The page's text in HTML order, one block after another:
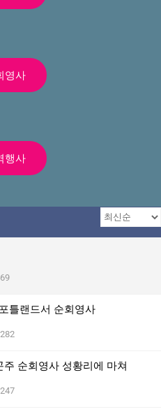
영사
행사
틀랜드서 순회영사
순회영사 성황리에 마쳐